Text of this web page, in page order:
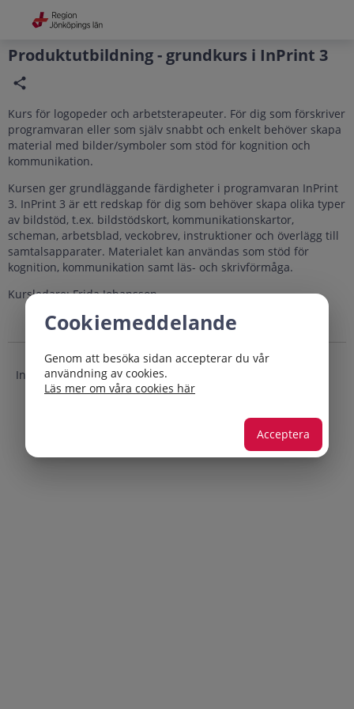
Grade
Portal
Produktutbildning - grundkurs i InPrint 3
Kurs för logopeder och arbetsterapeuter. För dig som förskriver
programvaran eller som själv snabbt och enkelt behöver skapa
material med bilder/symboler som stöd för kognition och
kommunikation.
Kursen ger grundläggande färdigheter i programvaran InPrint
3. InPrint 3 är ett redskap för dig som behöver skapa olika typer
av bildstöd, t.ex. bildstödskort, kommunikationskartor,
scheman, arbetsblad, veckobrev, instruktioner och överlägg till
samtalsapparater. Materialet kan användas som stöd för
kognition, kommunikation samt läs- och skrivförmåga.
Kursledare: Frida Johansson
Inga träffar
Cookiemeddelande
Genom att besöka sidan accepterar du vår
användning av cookies.
Läs mer om våra cookies här
Acceptera